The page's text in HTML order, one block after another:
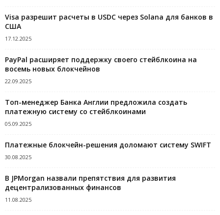
Visa разрешит расчеты в USDC через Solana для банков в
США
17.12.2025
PayPal расширяет поддержку своего стейблкоина на
восемь новых блокчейнов
22.09.2025
Топ-менеджер Банка Англии предложила создать
платежную систему со стейблкоинами
05.09.2025
Платежные блокчейн-решения доломают систему SWIFT
30.08.2025
В JPMorgan назвали препятствия для развития
децентрализованных финансов
11.08.2025